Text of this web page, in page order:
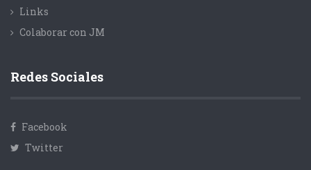
Links
Colaborar con JM
Redes Sociales
Facebook
Twitter